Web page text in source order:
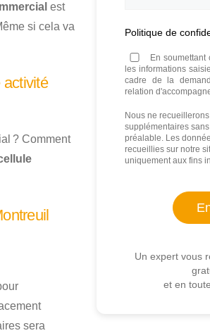
est
si cela va
activité
? Comment
sera
Politique de
En soumettant
les informations
cadre de la
relation
Nous ne
supplémentaires
préalable. Les
recueillies sur notre
uniquement aux fins
Un expert vous
et en